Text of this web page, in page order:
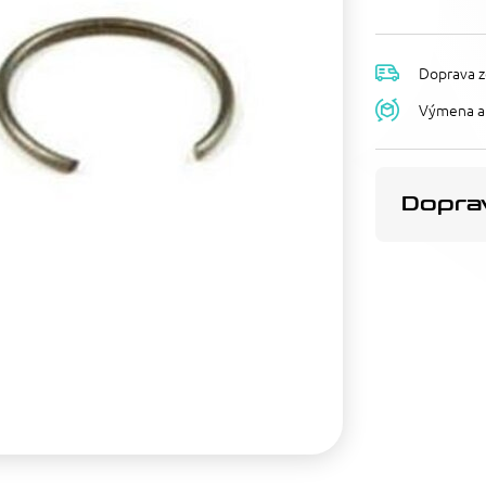
Doprava
Výmena